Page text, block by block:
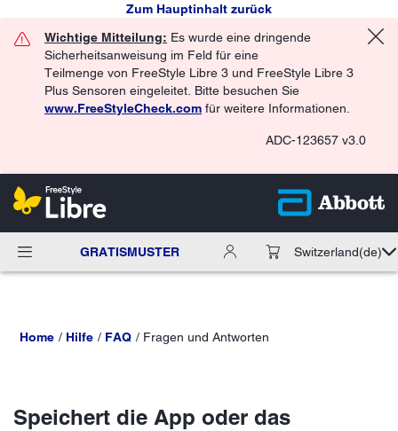
Zum Hauptinhalt zurück
Wichtige Mitteilung: Es wurde eine dringende
Sicherheitsanweisung im Feld für eine
Teilmenge von FreeStyle Libre 3 und FreeStyle Libre 3
Plus Sensoren eingeleitet. Bitte besuchen Sie
www.FreeStyleCheck.com für weitere Informationen.
ADC-123657 v3.0
GRATISMUSTER Switzerland(de)
Home Hilfe FAQ Fragen und Antworten
Speichert die App oder das